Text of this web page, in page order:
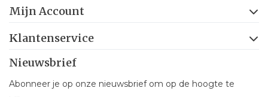
Mijn Account
Klantenservice
Nieuwsbrief
Abonneer je op onze nieuwsbrief om op de hoogte te